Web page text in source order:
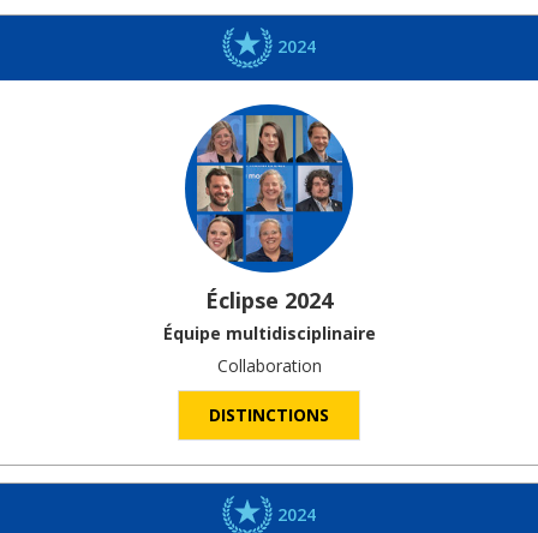
2024
Éclipse 2024
Équipe multidisciplinaire
Collaboration
DISTINCTIONS
2024